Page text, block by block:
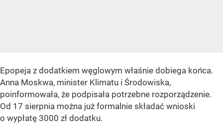
Epopeja z dodatkiem węglowym właśnie dobiega końca.
Anna Moskwa, minister Klimatu i Środowiska,
poinformowała, że podpisała potrzebne rozporządzenie.
Od 17 sierpnia można już formalnie składać wnioski
o wypłatę 3000 zł dodatku.